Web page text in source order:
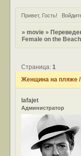
Привет, Гость!
»movie »
Female on the
Женщина на пляже /
Страница:1
lafajet
Администратор